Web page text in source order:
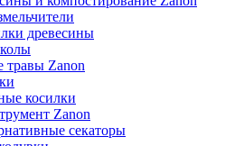
древесины
Zanon
косилки
Zanon
секаторы